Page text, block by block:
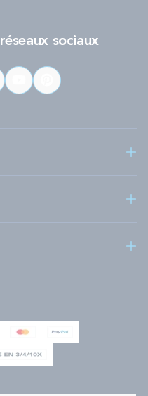
réseaux sociaux